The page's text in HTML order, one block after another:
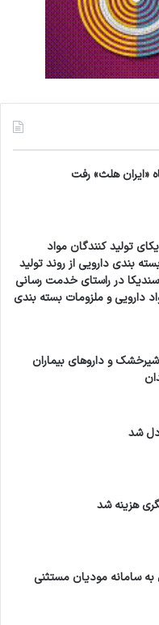
«ایران هلث» رفت
تولید کنندگان مواد
بندی دارویی از روند تولید
سندیکا در راستای خدمت رسانی
دارویی و ملزومات بسته بندی
شیرخشک و داروهای بیماران
شد
هزینه شد
به سامانه مودیان مستثنی